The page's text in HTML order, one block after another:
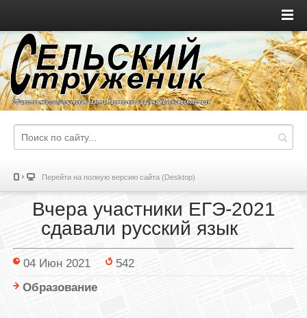
Перейти на полную версию сайта (Desktop)
Вчера участники ЕГЭ-2021
сдавали русский язык⠀⠀
04 Июн 2021
542
Образование